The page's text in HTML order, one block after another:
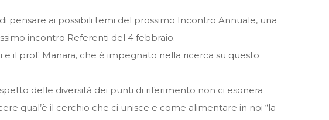
pensare ai possibili temi del prossimo Incontro Annuale, una
incontro Referenti del 4 febbraio.
il prof. Manara, che è impegnato nella ricerca su questo
delle diversità dei punti di riferimento non ci esonera
qual’è il cerchio che ci unisce e come alimentare in noi “la